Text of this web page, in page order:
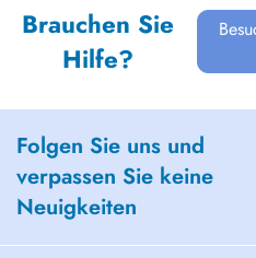
Brauchen Sie
Hilfe?
Folgen Sie uns und
verpassen Sie keine
Neuigkeiten